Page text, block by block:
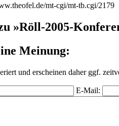
mt-cgi/mt-tb.cgi/2179
»Röll-2005-
Meinung:
und erscheinen daher ggf.
E-Mail: